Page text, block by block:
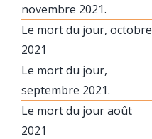
novembre 2021.
Le mort du jour, octobre
2021
Le mort du jour,
septembre 2021.
Le mort du jour août
2021